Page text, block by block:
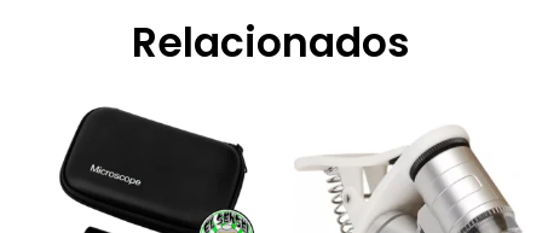
Relacionados